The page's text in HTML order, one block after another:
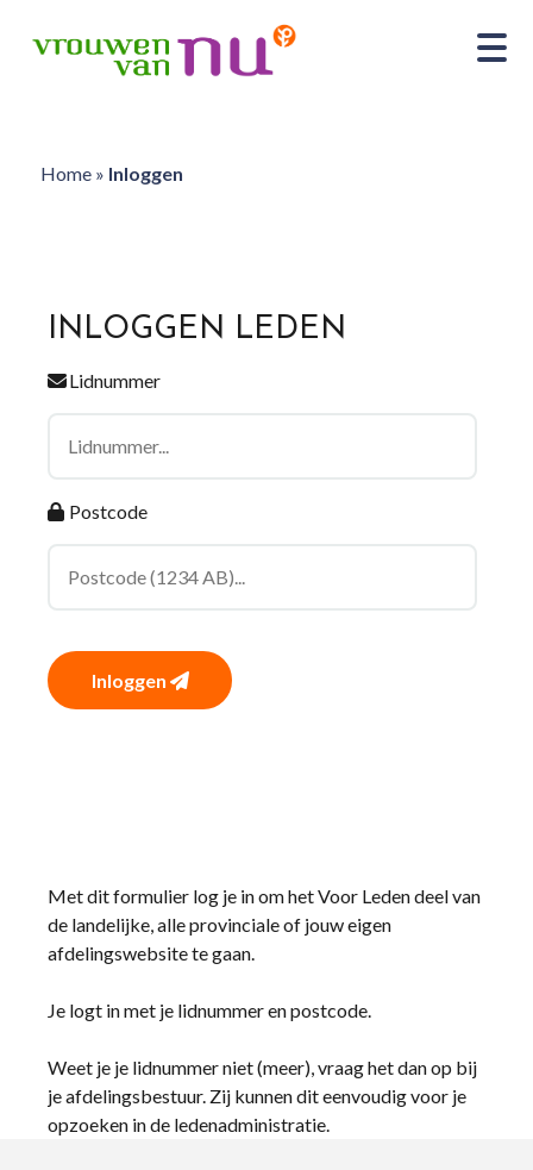
Home» Inloggen
INLOGGEN LEDEN
Lidnummer
Postcode
Inloggen
Met dit formulier log je in om het Voor Leden deel van
de landelijke, alle provinciale of jouw eigen
afdelingswebsite te gaan.
Je logt in met je lidnummer en postcode.
Weet je je lidnummer niet (meer), vraag het dan op bij
je afdelingsbestuur. Zij kunnen dit eenvoudig voor je
opzoeken in de ledenadministratie.